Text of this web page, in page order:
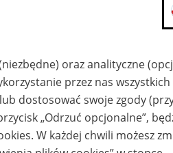
Aktywni
płatnicy, ubezpieczeni, świadczeniobiorcy
stacjonarne w siedzibie firmy,
oraz analityczne
przez nas
dostosować swoje zgody
„Odrzuć opcjonalne”,
W każdej chwili możesz